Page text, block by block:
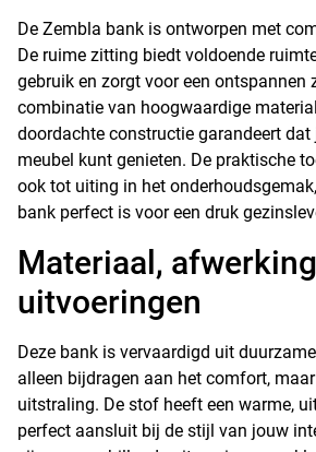
De Zembla bank is ontworpen met
De ruime zitting biedt voldoende
gebruik en zorgt voor een ontspannen
combinatie van hoogwaardige
doordachte constructie garandeert
meubel kunt genieten. De praktische
ook tot uiting in het
bank perfect is voor een druk
Materiaal,
uitvoeringen
Deze bank is vervaardigd uit
alleen bijdragen aan het comfort,
uitstraling. De stof heeft een warme,
perfect aansluit bij de stijl van jouw